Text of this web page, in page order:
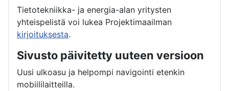
Tietotekniikka- ja energia-alan yritysten
yhteispelistä voi lukea Projektimaailman
kirjoituksesta.
Sivusto päivitetty uuteen versioon
Uusi ulkoasu ja helpompi navigointi etenkin
mobiililaitteilla.